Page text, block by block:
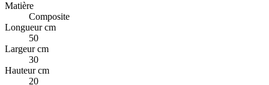
Matière
Composite
Longueur cm
50
Largeur cm
30
Hauteur cm
20